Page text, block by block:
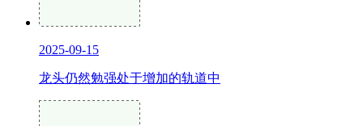
2025-09-15
龙头仍然勉强处于增加的轨道中